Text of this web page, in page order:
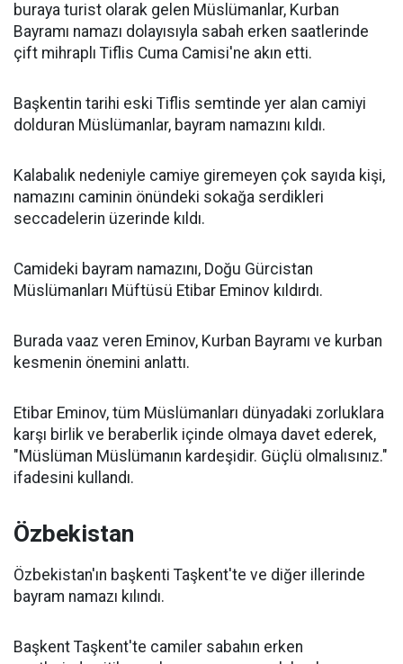
buraya turist olarak gelen Müslümanlar, Kurban
Bayramı namazı dolayısıyla sabah erken saatlerinde
çift mihraplı Tiflis Cuma Camisi'ne akın etti.
Başkentin tarihi eski Tiflis semtinde yer alan camiyi
dolduran Müslümanlar, bayram namazını kıldı.
Kalabalık nedeniyle camiye giremeyen çok sayıda kişi,
namazını caminin önündeki sokağa serdikleri
seccadelerin üzerinde kıldı.
Camideki bayram namazını, Doğu Gürcistan
Müslümanları Müftüsü Etibar Eminov kıldırdı.
Burada vaaz veren Eminov, Kurban Bayramı ve kurban
kesmenin önemini anlattı.
Etibar Eminov, tüm Müslümanları dünyadaki zorluklara
karşı birlik ve beraberlik içinde olmaya davet ederek,
"Müslüman Müslümanın kardeşidir. Güçlü olmalısınız."
ifadesini kullandı.
Özbekistan
Özbekistan'ın başkenti Taşkent'te ve diğer illerinde
bayram namazı kılındı.
Başkent Taşkent'te camiler sabahın erken